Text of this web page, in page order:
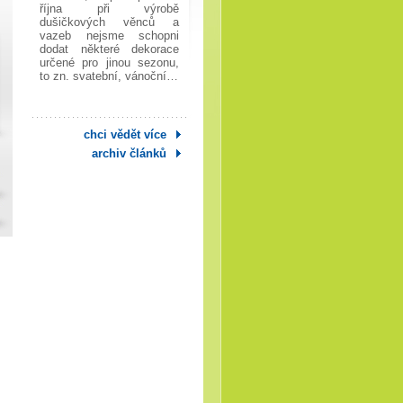
října při výrobě
dušičkových věnců a
vazeb nejsme schopni
dodat některé dekorace
určené pro jinou sezonu,
to zn. svatební, vánoční…
chci vědět více
archiv článků